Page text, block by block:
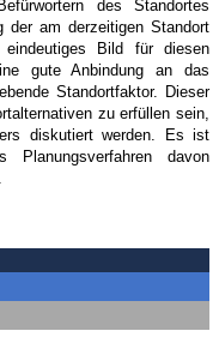
des Standortes
der am derzeitigen Standort
Bild für diesen
gute Anbindung an das
Standortfaktor. Dieser
zu erfüllen sein,
diskutiert werden. Es ist
davon